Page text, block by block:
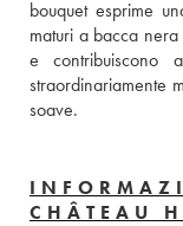
bouquet esprime
maturi a bacca
e
straordinariamente
soave.
CHÂTEAU